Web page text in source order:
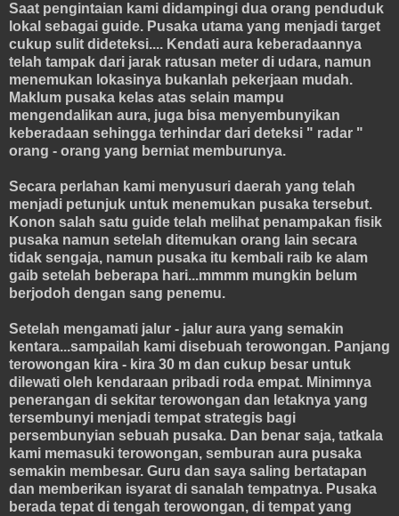
Saat pengintaian kami didampingi dua orang penduduk
lokal sebagai guide. Pusaka utama yang menjadi target
cukup sulit dideteksi.... Kendati aura keberadaannya
telah tampak dari jarak ratusan meter di udara, namun
menemukan lokasinya bukanlah pekerjaan mudah.
Maklum pusaka kelas atas selain mampu
mengendalikan aura, juga bisa menyembunyikan
keberadaan sehingga terhindar dari deteksi " radar "
orang - orang yang berniat memburunya.
Secara perlahan kami menyusuri daerah yang telah
menjadi petunjuk untuk menemukan pusaka tersebut.
Konon salah satu guide telah melihat penampakan fisik
pusaka namun setelah ditemukan orang lain secara
tidak sengaja, namun pusaka itu kembali raib ke alam
gaib setelah beberapa hari...mmmm mungkin belum
berjodoh dengan sang penemu.
Setelah mengamati jalur - jalur aura yang semakin
kentara...sampailah kami disebuah terowongan. Panjang
terowongan kira - kira 30 m dan cukup besar untuk
dilewati oleh kendaraan pribadi roda empat. Minimnya
penerangan di sekitar terowongan dan letaknya yang
tersembunyi menjadi tempat strategis bagi
persembunyian sebuah pusaka. Dan benar saja, tatkala
kami memasuki terowongan, semburan aura pusaka
semakin membesar. Guru dan saya saling bertatapan
dan memberikan isyarat di sanalah tempatnya. Pusaka
berada tepat di tengah terowongan, di tempat yang